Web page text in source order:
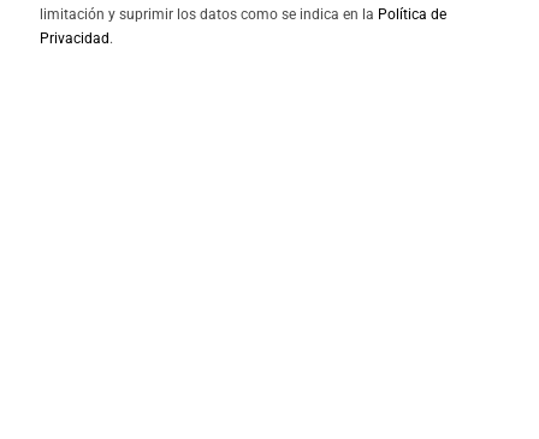
limitación y suprimir los datos como se indica en la Política de
Privacidad .